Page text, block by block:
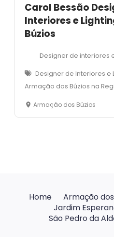
Carol Bessão
Interiores e
Búzios
Designer de interiores
Designer de Interiores e
Armação dos Búzios na
Armação dos Búzios
Home Armação
Jardim
São Pedro da